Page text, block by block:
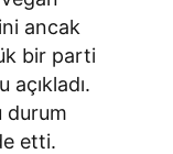
ancak
bir parti
durum
etti.